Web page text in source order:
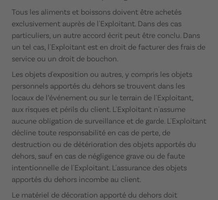
Tous les aliments et boissons doivent être achetés
exclusivement auprès de l'Exploitant. Dans des cas
particuliers, un autre accord écrit peut être conclu. Dans
un tel cas, l'Exploitant est en droit de facturer des frais de
service ou un droit de bouchon.
Les objets d'exposition ou autres, y compris les objets
personnels apportés du dehors se trouvent dans les
locaux de l’événement ou sur le terrain de l'Exploitant,
aux risques et périls du client. L'Exploitant n'assume
aucune obligation de surveillance et de garde. L'Exploitant
décline toute responsabilité en cas de perte, de
destruction ou de détérioration des objets apportés du
dehors, sauf en cas de négligence grave ou de faute
intentionnelle de l'Exploitant. L'assurance des objets
apportés du dehors incombe au client.
Le matériel de décoration apporté du dehors doit